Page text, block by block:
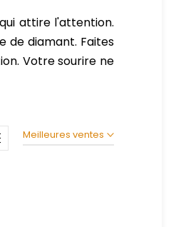
attire l'attention.
de diamant. Faites
Votre sourire ne
Meilleures ventes